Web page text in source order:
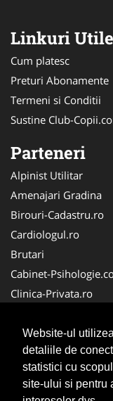
Website-ul
detaliile de
statistici cu
site-ului si pentru
Linkuri Utile
Cum platesc
Preturi Abonamente
Termeni si Conditii
Sustine Club-
Parteneri
Alpinist Utilitar
Amenajari Gradina
Birouri-Cadastru.ro
Cardiologul.ro
Brutari
Cabinet-
Clinica-Privata.ro
Cabinet-Individual.ro
CentruInchirieri.ro
Echipamente